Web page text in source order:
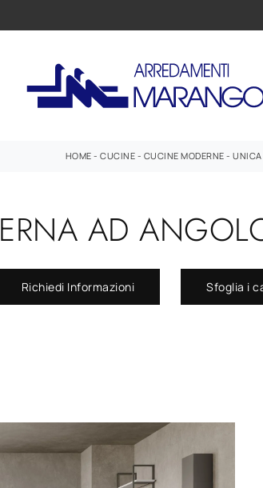
HOME -CUCINE - CUCINE MODERNE -
AD
Richiedi Informazioni Sfoglia i